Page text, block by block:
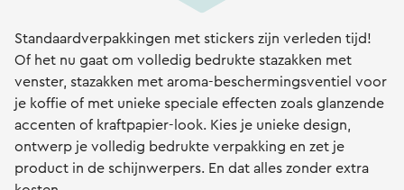
Standaardverpakkingen met stickers zijn verleden tijd!
Of het nu gaat om volledig bedrukte stazakken met
venster, stazakken met aroma-beschermingsventiel voor
je koffie of met unieke speciale effecten zoals glanzende
accenten of kraftpapier-look. Kies je unieke design,
ontwerp je volledig bedrukte verpakking en zet je
product in de schijnwerpers. En dat alles zonder extra